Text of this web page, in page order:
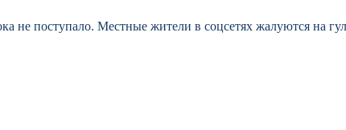
не поступало. Местные жители в соцсетях жалуются на